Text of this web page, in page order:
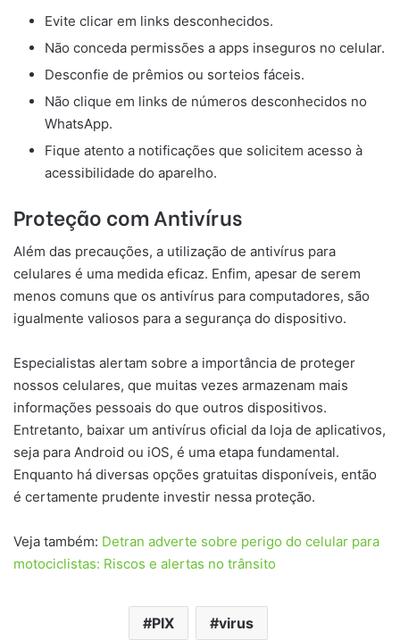
Evite clicar em links desconhecidos.
Não conceda permissões a apps inseguros no celular.
Desconfie de prêmios ou sorteios fáceis.
Não clique em links de números desconhecidos no
WhatsApp.
Fique atento a notificações que solicitem acesso à
acessibilidade do aparelho.
Proteção com Antivírus
Além das precauções, a utilização de antivírus para
celulares é uma medida eficaz. Enfim, apesar de serem
menos comuns que os antivírus para computadores, são
igualmente valiosos para a segurança do dispositivo.
Especialistas alertam sobre a importância de proteger
nossos celulares, que muitas vezes armazenam mais
informações pessoais do que outros dispositivos.
Entretanto, baixar um antivírus oficial da loja de aplicativos,
seja para Android ou iOS, é uma etapa fundamental.
Enquanto há diversas opções gratuitas disponíveis, então
é certamente prudente investir nessa proteção.
Veja também: Detran adverte sobre perigo do celular para
motociclistas: Riscos e alertas no trânsito
PIX virus